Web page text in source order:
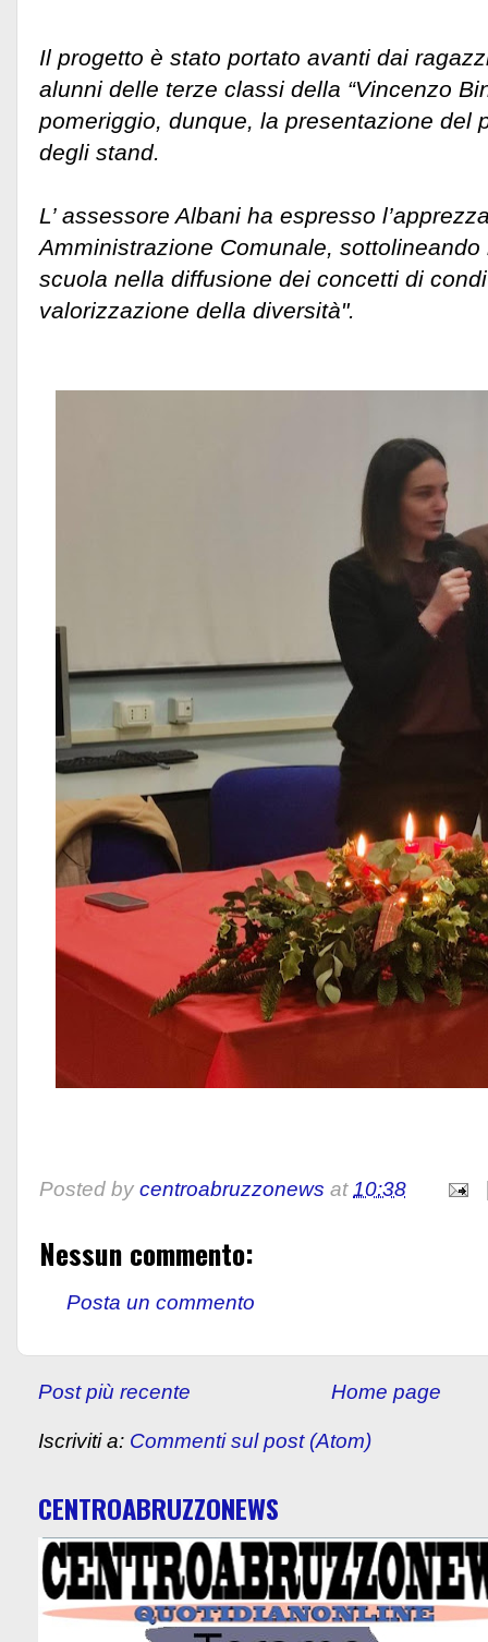
Il progetto è stato portato avanti dai
alunni delle terze classi della “Vincenzo
pomeriggio, dunque, la presentazione del
degli stand.
L’ assessore Albani ha espresso
Amministrazione Comunale, sottolineando
scuola nella diffusione dei concetti di
valorizzazione della diversità".
Posted by centroabruzzonews at10:38
Nessun commento:
Posta un commento
Post più recente Home page
Iscriviti a: Commenti sul post (Atom)
CENTROABRUZZONEWS